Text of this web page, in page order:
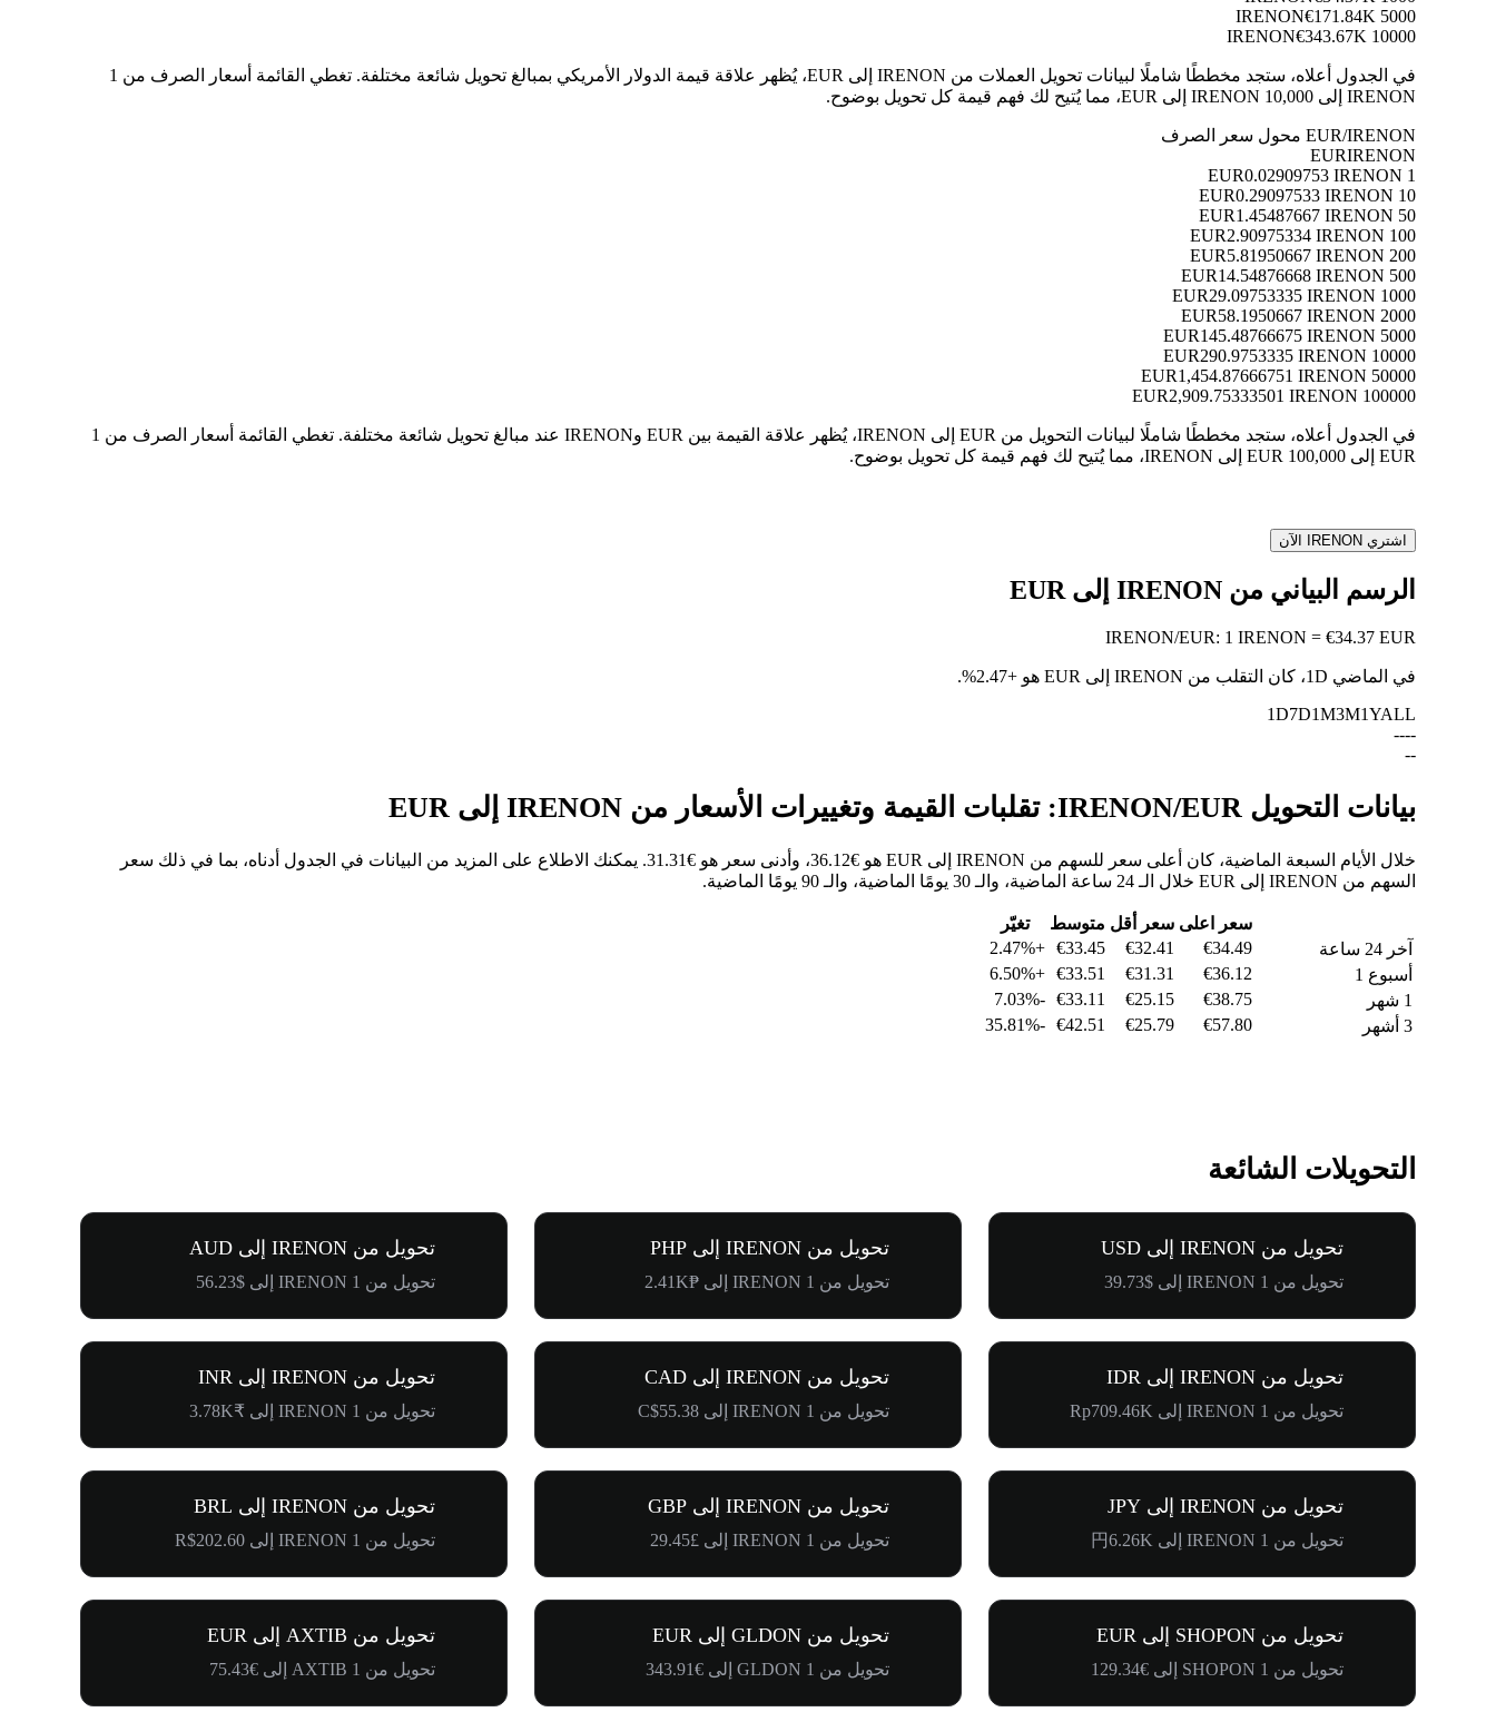
5000 IRENON
€171.84K
10000 IRENON
€343.67K
في الجدول أعلاه، ستجد مخططًا شاملًا لبيانات تحويل العملات من IRENON إلى EUR، يُظهر علاقة قيمة الدولار الأمريكي بمبالغ تحويل شائعة مختلفة. تغطي القائمة أسعار الصرف من 1
IRENON إلى 10,000 IRENON إلى EUR، مما يُتيح لك فهم قيمة كل تحويل بوضوح.
EUR/IRENON محول سعر الصرف
EURIRENON
1 EUR
0.02909753 IRENON
10 EUR
0.29097533 IRENON
50 EUR
1.45487667 IRENON
100 EUR
2.90975334 IRENON
200 EUR
5.81950667 IRENON
500 EUR
14.54876668 IRENON
1000 EUR
29.09753335 IRENON
2000 EUR
58.1950667 IRENON
5000 EUR
145.48766675 IRENON
10000 EUR
290.9753335 IRENON
50000 EUR
1,454.87666751 IRENON
100000 EUR
2,909.75333501 IRENON
في الجدول أعلاه، ستجد مخططًا شاملًا لبيانات التحويل من EUR إلى IRENON، يُظهر علاقة القيمة بين EUR وIRENON عند مبالغ تحويل شائعة مختلفة. تغطي القائمة أسعار الصرف من 1
EUR إلى 100,000 EUR إلى IRENON، مما يُتيح لك فهم قيمة كل تحويل بوضوح.
اشتري IRENON الآن
الرسم البياني من IRENON إلى EUR
IRENON/EUR: 1 IRENON = €34.37 EUR
في الماضي 1D، كان التقلب من IRENON إلى EUR هو +2.47%
.
1D7D1M3M1YALL
--
--
--
بيانات التحويل IRENON/EUR: تقلبات القيمة وتغييرات الأسعار من IRENON إلى EUR
خلال الأيام السبعة الماضية، كان أعلى سعر للسهم من IRENON إلى EUR هو €36.12، وأدنى سعر هو €31.31. يمكنك الاطلاع على المزيد من البيانات في الجدول أدناه، بما في ذلك سعر
السهم من IRENON إلى EUR خلال الـ 24 ساعة الماضية، والـ 30 يومًا الماضية، والـ 90 يومًا الماضية.
سعر اعلى سعر أقل متوسط
تغيّر
آخر 24 ساعة
€34.49
€32.41
€33.45
+2.47%
أسبوع 1
€36.12
€31.31
€33.51
+6.50%
1 شهر
€38.75
€25.15
€33.11
-7.03%
3 أشهر
€57.80
€25.79
€42.51
-35.81%
التحويلات الشائعة
تحويل من IRENON إلى USD
تحويل من 1 IRENON إلى $39.73
تحويل من IRENON إلى PHP
تحويل من 1 IRENON إلى ₱2.41K
تحويل من IRENON إلى AUD
تحويل من 1 IRENON إلى $56.23
تحويل من IRENON إلى IDR
تحويل من 1 IRENON إلى Rp709.46K
تحويل من IRENON إلى CAD
تحويل من 1 IRENON إلى C$55.38
تحويل من IRENON إلى INR
تحويل من 1 IRENON إلى ₹3.78K
تحويل من IRENON إلى JPY
تحويل من 1 IRENON إلى 円6.26K
تحويل من IRENON إلى GBP
تحويل من 1 IRENON إلى £29.45
تحويل من IRENON إلى BRL
تحويل من 1 IRENON إلى R$202.60
تحويل من SHOPON إلى EUR
تحويل من 1 SHOPON إلى €129.34
تحويل من GLDON إلى EUR
تحويل من 1 GLDON إلى €343.91
تحويل من AXTIB إلى EUR
تحويل من 1 AXTIB إلى €75.43